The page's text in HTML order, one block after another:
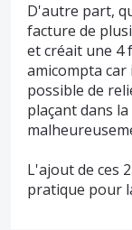
D'autre part,
facture de
et créait une 4
amicompta
possible de
plaçant dans
L'ajout de ces
pratique pour